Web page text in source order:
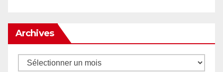
Archives
Archives